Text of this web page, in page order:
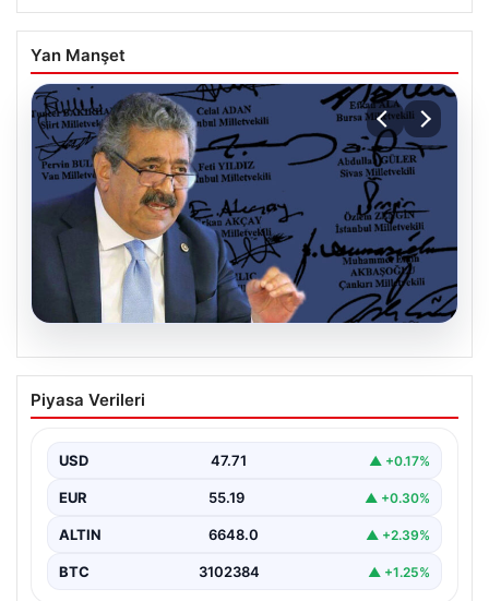
Yan Manşet
06.08.2026
MHP’li Feti Yıldız’dan Terörsüz Türkiye
İçin Çerçeve Yasa Tahmini
Yardımcısı Feti Yıldız, uzun süredir üzerinde çalışılan
ve…
Piyasa Verileri
USD 47.71 ▲ +0.17%
EUR 55.19 ▲ +0.30%
ALTIN 6648.0 ▲ +2.39%
BTC 3102384 ▲ +1.25%